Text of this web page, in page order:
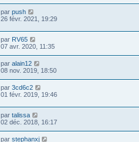
par push
26 févr. 2021, 19:29
par RV65
07 avr. 2020, 11:35
par alain12
08 nov. 2019, 18:50
par 3cd6c2
01 févr. 2019, 19:46
par talissa
02 déc. 2018, 16:17
par stephanxj